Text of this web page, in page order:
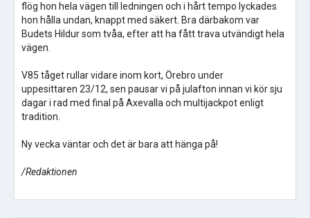
flög hon hela vägen till ledningen och i hårt tempo lyckades
hon hålla undan, knappt med säkert. Bra därbakom var
Budets Hildur som tvåa, efter att ha fått trava utvändigt hela
vägen.
V85 tåget rullar vidare inom kort, Örebro under
uppesittaren 23/12, sen pausar vi på julafton innan vi kör sju
dagar i rad med final på Axevalla och multijackpot enligt
tradition.
Ny vecka väntar och det är bara att hänga på!
/Redaktionen